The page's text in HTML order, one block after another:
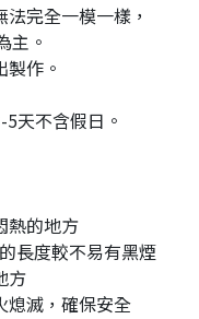
完全一模一樣，
主。
作。
天不含假日。
熱的地方
長度較不易有黑煙
方
熄滅，確保安全